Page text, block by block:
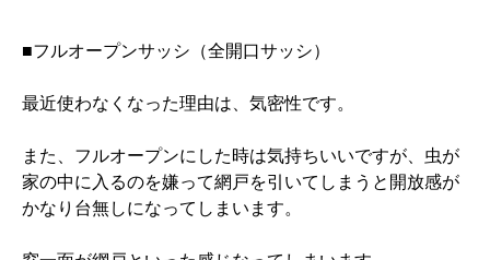
■フルオープンサッシ（全開口サッシ）
最近使わなくなった理由は、気密性です。
また、フルオープンにした時は気持ちいいですが、虫が
家の中に入るのを嫌って網戸を引いてしまうと開放感が
かなり台無しになってしまいます。